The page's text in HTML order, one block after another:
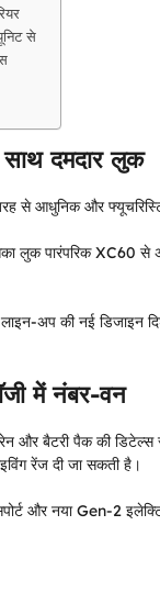
से
दमदार लुक
से आधुनिक और
लुक पारंपरिक XC60 से
अप की नई डिजाइन
में नंबर-वन
और बैटरी पैक की
रेंज दी जा सकती है।
और नया Gen-2